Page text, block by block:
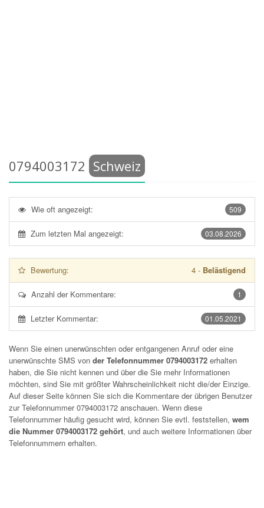
0794003172 Schweiz
509
Wie oft angezeigt:
03.08.2026
Zum letzten Mal angezeigt:
Bewertung: 4 - Belästigend
1
Anzahl der Kommentare:
01.05.2021
Letzter Kommentar:
Wenn Sie einen unerwünschten oder entgangenen Anruf oder eine
unerwünschte SMS von der Telefonnummer 0794003172 erhalten
haben, die Sie nicht kennen und über die Sie mehr Informationen
möchten, sind Sie mit größter Wahrscheinlichkeit nicht die/der Einzige.
Auf dieser Seite können Sie sich die Kommentare der übrigen Benutzer
zur Telefonnummer0794003172 anschauen. Wenn diese
Telefonnummer häufig gesucht wird, können Sie evtl. feststellen, wem
die Nummer 0794003172 gehört, und auch weitere Informationen über
Telefonnummern erhalten.